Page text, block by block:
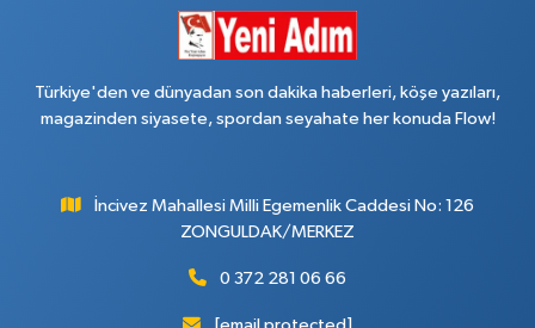
Türkiye'den ve dünyadan son dakika haberleri, köşe yazıları,
magazinden siyasete, spordan seyahate her konuda Flow!
İncivez Mahallesi Milli Egemenlik Caddesi No: 126
ZONGULDAK/MERKEZ
0 372 281 06 66